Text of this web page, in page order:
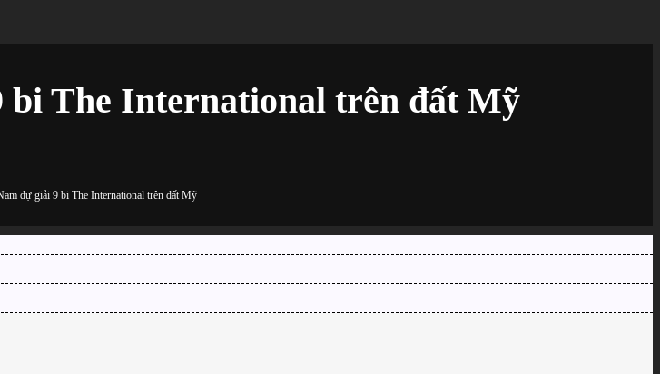
bi The International trên đất Mỹ
dự giải 9 bi The International trên đất Mỹ